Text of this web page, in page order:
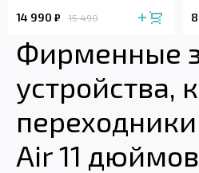
14 990 ₽ 15 490
Фирменные
устройства,
Air 11